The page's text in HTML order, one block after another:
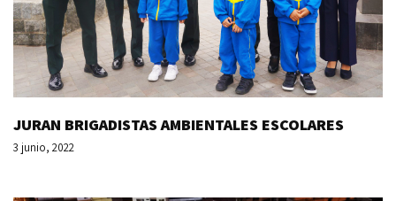
JURAN BRIGADISTAS AMBIENTALES ESCOLARES
3 junio, 2022